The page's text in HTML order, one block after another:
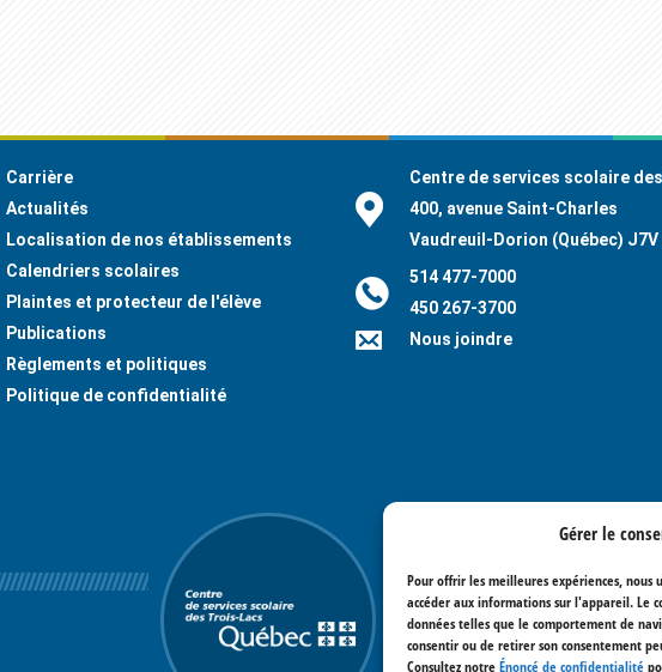
Gérer le
Pour offrir les meilleures expériences, nous
accéder aux informations sur l'appareil. Le
données telles que le comportement de
consentir ou de retirer son consentement
Consultez notreÉnoncé de confidentialité
Carrière
Actualités
Localisation de nos établissements
Calendriers scolaires
Plaintes et protecteur de l'élève
Publications
Règlements et politiques
Politique de confidentialité
Centre de services scolaire
400, avenue Saint-Charles
Vaudreuil-Dorion (Québec) J7V
514 477-7000
450 267-3700
Nous joindre